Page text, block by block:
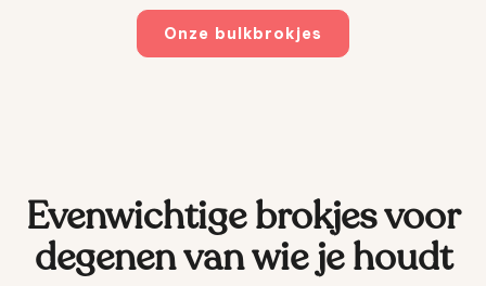
Onze bulkbrokjes
Evenwichtige brokjes voor
degenen van wie je houdt